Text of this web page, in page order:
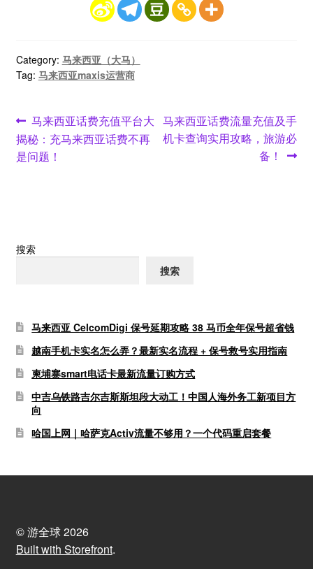
Category: 马来西亚（大马）
Tag: 马来西亚maxis运营商
文
章
Previous
post:
马来西亚话费充值平台大
揭秘：充马来西亚话费不再
是问题！
Next
post:
马来西亚话费流量充值及手
机卡查询实用攻略，旅游必
备！
搜索
搜索
马来西亚 CelcomDigi 保号延期攻略 38 马币全年保号超省钱
越南手机卡实名怎么弄？最新实名流程 + 保号救号实用指南
柬埔寨smart电话卡最新流量订购方式
中吉乌铁路吉尔吉斯斯坦段大动工！中国人海外务工新项目方
向
哈国上网｜哈萨克Activ流量不够用？一个代码重启套餐
© 游全球 2026
Built with Storefront.